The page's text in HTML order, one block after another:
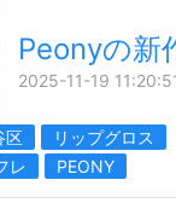
Peonyの新
2025-11-19
区
リップグロス
レ
PEONY